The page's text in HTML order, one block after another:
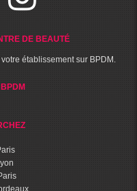
DE BEAUTÉ
établissement sur BPDM.